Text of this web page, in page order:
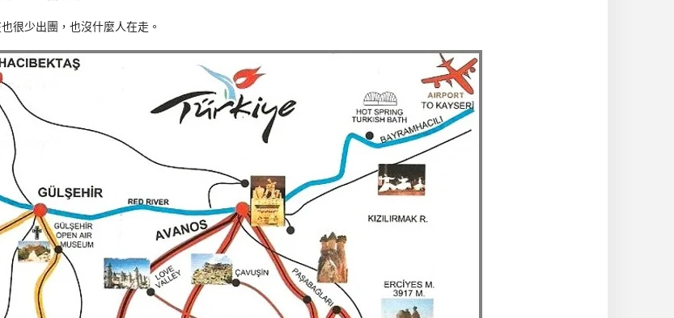
很少出團，也沒什麼人在走。